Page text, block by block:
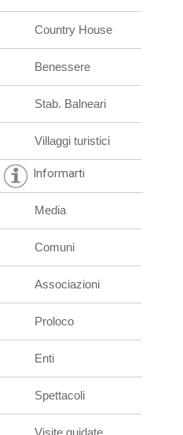
Country House
Benessere
Stab. Balneari
Villaggi turistici
Informarti
Media
Comuni
Associazioni
Proloco
Enti
Spettacoli
Visite guidate